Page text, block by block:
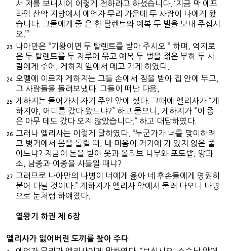
서 저를 보내시어 이렇게 전하라고 하셨습니다. ‘지금 막 에프
라임 산악 지방에서 예언자 무리 가운데 두 사람이 나에게 왔
습니다. 그들에게 줄 은 한 탈렌트와 예복 두 벌을 보내 주십시
오.’”
23
나아만은 “기왕이면 두 탈렌트를 받아 주시오.” 하며, 억지로
은 두 탈렌트를 두 자루에 묶고 예복 두 벌을 젊은 부하 두 사
람에게 주어, 게하지 앞에서 메고 가게 하였다.
24
오펠에 이르자 게하지는 그들 손에서 짐을 받아 집 안에 두고,
그 사람들을 돌려보냈다. 그들이 떠난 다음,
25
게하지는 들어가서 자기 주인 앞에 섰다. 그때에 엘리사가 “게
하지야, 어디를 갔다 왔느냐?” 하고 물으니, 게하지가 “이 종
은 아무 데도 갔다 오지 않았습니다.” 하고 대답하였다.
26
그러나 엘리사는 이렇게 말하였다. “누군가가 너를 맞이하려
고 병거에서 몸을 돌릴 때, 내 마음이 거기에 가 있지 않은 줄
아느냐? 지금이 돈을 받아 옷과 올리브 나무와 포도밭, 양과
소, 남종과 여종을 사들일 때냐?
27
그러므로 나아만의 나병이 너에게 옮아 네 후손들에게 영원히
붙어 다닐 것이다.” 게하지가 엘리사 앞에서 물러 나오니 나병
으로 눈처럼 하얘졌다.
열왕기 하권 제 6장
엘리사가 잃어버린 도끼를 찾아 주다